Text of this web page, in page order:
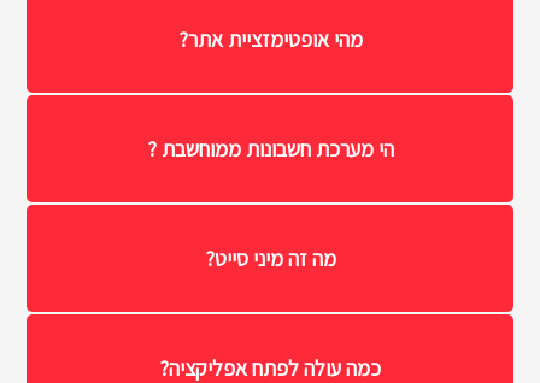
מהי אופטימזציית אתר?
הי מערכת חשבונות ממוחשבת ?
מה זה מיני סייט?
כמה עולה לפתח אפליקציה?